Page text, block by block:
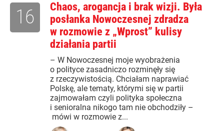
Chaos, arogancja i brak wizji. Była
posłanka Nowoczesnej zdradza
w rozmowie z „Wprost” kulisy
działania partii
– W Nowoczesnej moje wyobrażenia
o polityce zasadniczo rozminęły się
z rzeczywistością. Chciałam naprawiać
Polskę, ale tematy, którymi się w partii
zajmowałam czyli polityka społeczna
i senioralna nikogo tam nie obchodziły –
mówi w rozmowie z...
16